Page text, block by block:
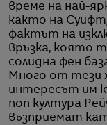
време на най-
както на
фактът на
връзка, която
солидна фен
Много от тези
интересът им
поп култура
възприемат